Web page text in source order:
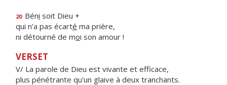
20 Béni soit Dieu +
qui n’a pas écarté ma prière,
ni détourné de moi son amour !
VERSET
V/ La parole de Dieu est vivante et efficace,
plus pénétrante qu'un glaive à deux tranchants.